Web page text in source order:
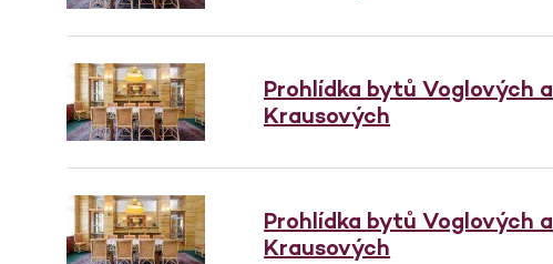
Prohlídka bytů Voglových a
Krausových
Prohlídka bytů Voglových a
Krausových